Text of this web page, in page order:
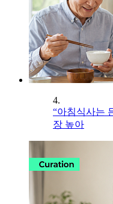
4.
“아침식사는
장 높아